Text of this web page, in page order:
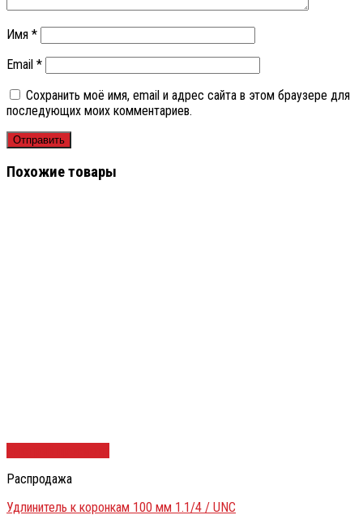
Имя *
Email *
Сохранить моё имя, email и адрес сайта в этом браузере для
последующих моих комментариев.
Похожие товары
Распродажа
Удлинитель к коронкам 100 мм 1.1/4 / UNC